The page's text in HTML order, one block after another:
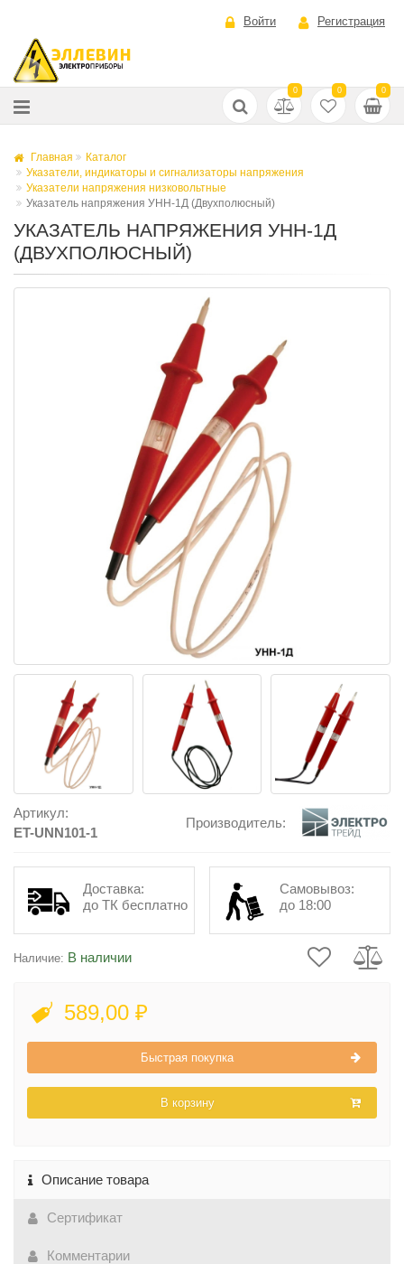
Войти Регистрация
0 0 0
Главная
Каталог
Указатели, индикаторы и сигнализаторы напряжения
Указатели напряжения низковольтные
Указатель напряжения УНН-1Д (Двухполюсный)
УКАЗАТЕЛЬ НАПРЯЖЕНИЯ УНН-1Д
(ДВУХПОЛЮСНЫЙ)
Артикул:
ET-UNN101-1
Производитель:
Доставка:
до ТК бесплатно
Самовывоз:
до 18:00
Наличие: В наличии
589,00 ₽
Быстрая покупка
В корзину
Описание товара
Сертификат
Комментарии